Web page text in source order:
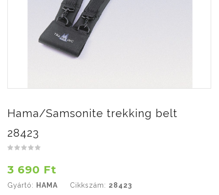
Hama/Samsonite trekking belt
28423
3 690 Ft
Gyártó: HAMA Cikkszám: 28423